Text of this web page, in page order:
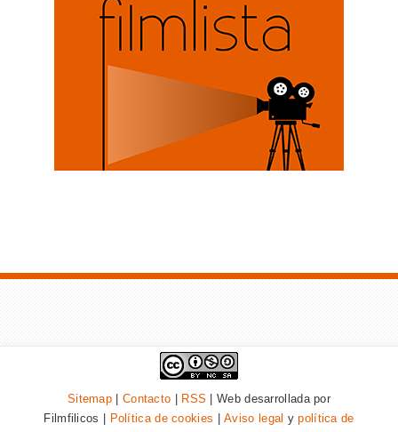
Sitemap Contacto RSS | Web desarrollada por
Filmfilicos |
Política de cookies |Aviso legal ypolítica de